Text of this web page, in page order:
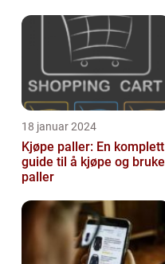
18 januar 2024
Kjøpe paller: En komplett
guide til å kjøpe og bruke
paller